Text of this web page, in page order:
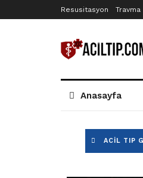
Resusitasyon Travma
Anasayfa
ACIL TIP